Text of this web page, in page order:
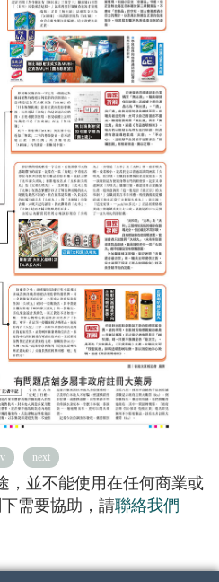
next
，並不能使用在任何商業或
需要協助，請聯絡我們